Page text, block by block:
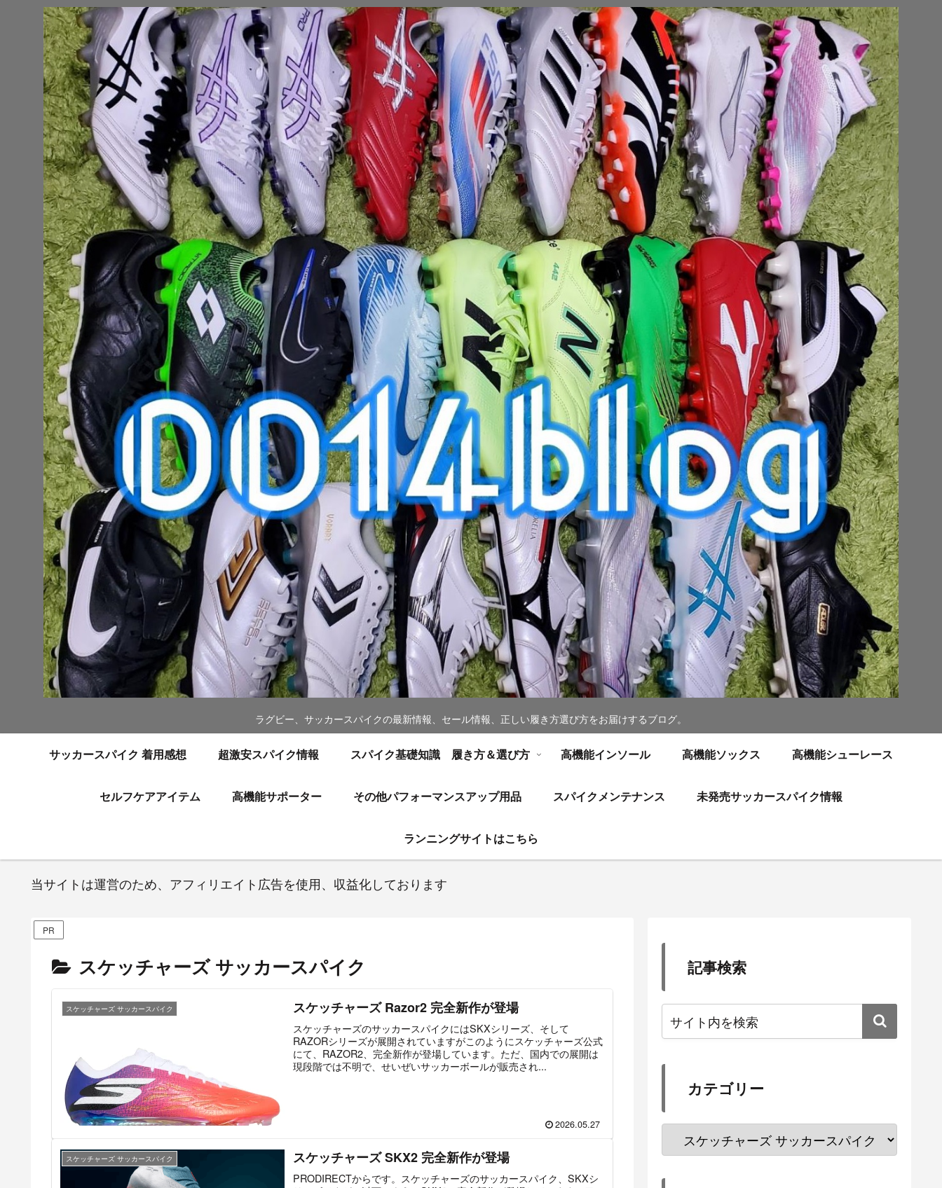
ラグビー、サッカースパイクの最新情報、セール情報、正しい履き方選び方をお届けするブログ。
サッカースパイク 着用感想 超激安スパイク情報 スパイク基礎知識 履き方＆選び方 高機能インソール 高機能ソックス 高機能シューレース
セルフケアアイテム 高機能サポーター その他パフォーマンスアップ用品 スパイクメンテナンス 未発売サッカースパイク情報
ランニングサイトはこちら
当サイトは運営のため、アフィリエイト広告を使用、収益化しております
PR
スケッチャーズ サッカースパイク
スケッチャーズ サッカースパイク スケッチャーズ Razor2 完全新作が登場
スケッチャーズのサッカースパイクにはSKXシリーズ、そして
RAZORシリーズが展開されていますがこのようにスケッチャーズ公式
にて、RAZOR2、完全新作が登場しています。ただ、国内での展開は
現段階では不明で、せいぜいサッカーボールが販売され...
2026.05.27
スケッチャーズ サッカースパイク スケッチャーズ SKX2 完全新作が登場
PRODIRECTからです。スケッチャーズのサッカースパイク、SKXシ
記事検索
カテゴリー